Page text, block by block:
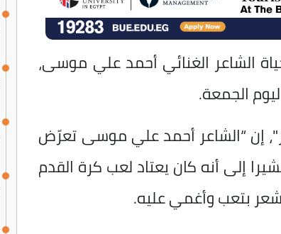
الشاعر الغنائي أحمد علي موسى،
الجمعة.
إن “الشاعر أحمد علي موسى تعرّض
إلى أنه كان يعتاد لعب كرة القدم
بتعب وأغمي عليه.